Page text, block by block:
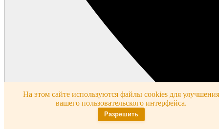
На этом сайте используются файлы cookies для улучшения
вашего пользовательского интерфейса.
Разрешить